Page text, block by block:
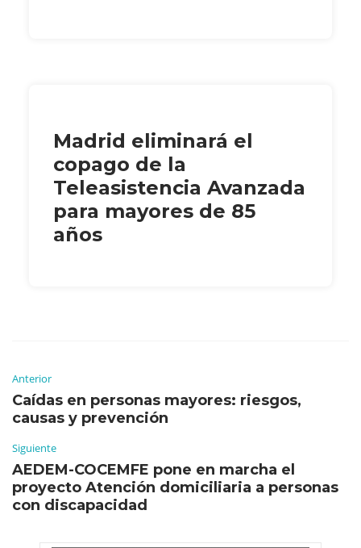
Madrid eliminará el
copago de la
Teleasistencia Avanzada
para mayores de 85
años
Anterior
Caídas en personas mayores: riesgos,
causas y prevención
Siguiente
AEDEM-COCEMFE pone en marcha el
proyecto Atención domiciliaria a personas
con discapacidad